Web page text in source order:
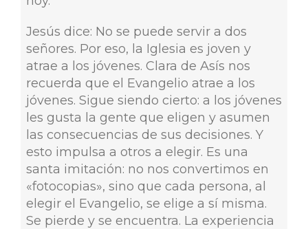
Jesús dice: No se puede servir a dos
señores. Por eso, la Iglesia es joven y
atrae a los jóvenes. Clara de Asís nos
recuerda que el Evangelio atrae a los
jóvenes. Sigue siendo cierto: a los jóvenes
les gusta la gente que eligen y asumen
las consecuencias de sus decisiones. Y
esto impulsa a otros a elegir. Es una
santa imitación: no nos convertimos en
«fotocopias», sino que cada persona, al
elegir el Evangelio, se elige a sí misma.
Se pierde y se encuentra. La experiencia